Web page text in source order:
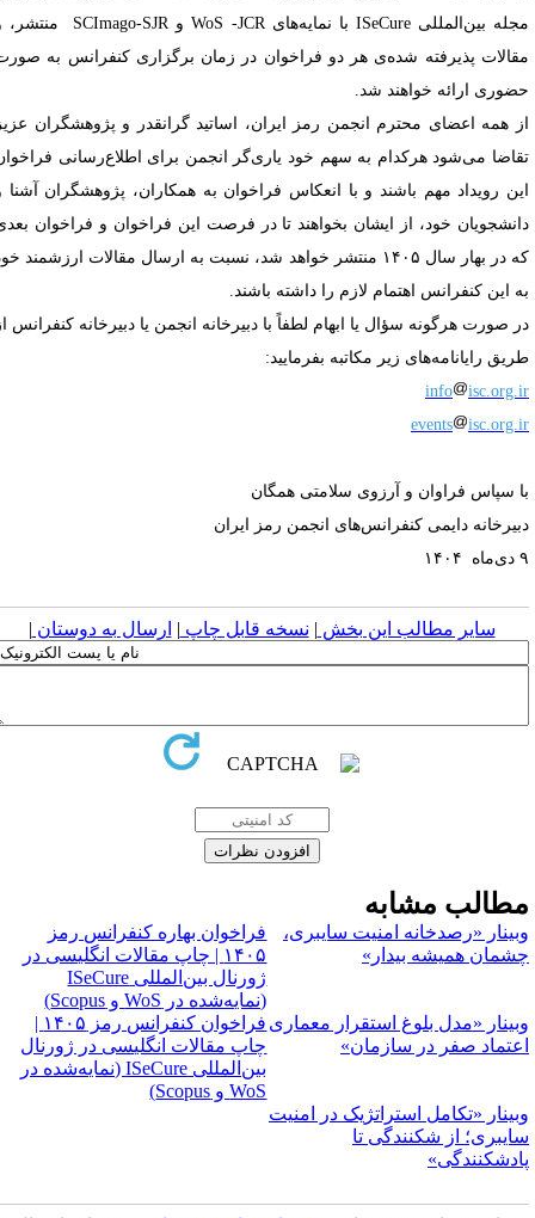
مجله بین‌المللی ISeCure با نمایه‌های WoS -JCR و SCImago-SJR منتشر، و
پذیرفته شده‌ی هر دو فراخوان در زمان برگزاری کنفرانس به صورت
ارائه خواهند شد.
همه اعضای محترم انجمن رمز ایران، اساتید گرانقدر و پژوهشگران عزیز
می‌شود هرکدام به سهم خود یاری‌گر انجمن برای اطلاع‌رسانی فراخوان
رویداد مهم باشند و با انعکاس فراخوان به همکاران، پژوهشگران آشنا و
خود، از ایشان بخواهند تا در فرصت این فراخوان و فراخوان بعدی
که در بهار سال ۱۴۰۵ منتشر خواهد شد، نسبت به ارسال مقالات ارزشمند خود
این کنفرانس اهتمام لازم را داشته باشند.
صورت هرگونه سؤال یا ابهام لطفاً با دبیرخانه انجمن یا دبیرخانه کنفرانس از
رایانامه‌های زیر مکاتبه بفرمایید:
info
events
سپاس فراوان و آرزوی سلامتی همگان
دایمی کنفرانس‌های انجمن رمز ایران
سایر مطالب این بخش | نسخه قابل چاپ| ارسال به دوستان|
مشابه
«رصدخانه امنیت سایبری،
همیشه بیدار»
فراخوان بهاره کنفرانس رمز
۱۴۰۵ | چاپ مقالات انگلیسی در
ژورنال بین‌المللی ISeCure
(نمایه‌شده در WoS و Scopus)
«مدل بلوغ استقرار معماری
صفر در سازمان»
فراخوان کنفرانس رمز ۱۴۰۵ |
چاپ مقالات انگلیسی در ژورنال
بین‌المللی ISeCure (نمایه‌شده در
WoS و Scopus)
«تکامل استراتژیک در امنیت
از شکنندگی تا